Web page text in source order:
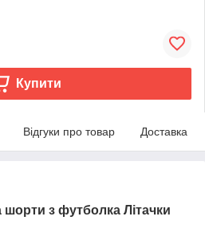
Купити
Відгуки про товар Доставка
з футболка Літачки